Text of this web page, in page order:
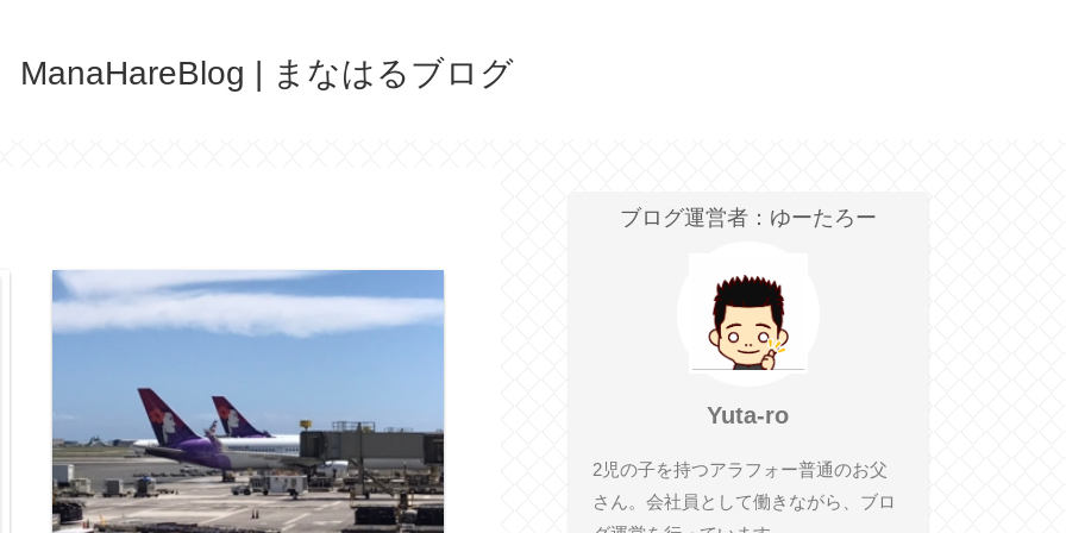
ManaHareBlog | まなはるブログ
ブログ運営者：ゆーたろー
Yuta-ro
2児の子を持つアラフォー普通のお父
さん。会社員として働きながら、ブロ